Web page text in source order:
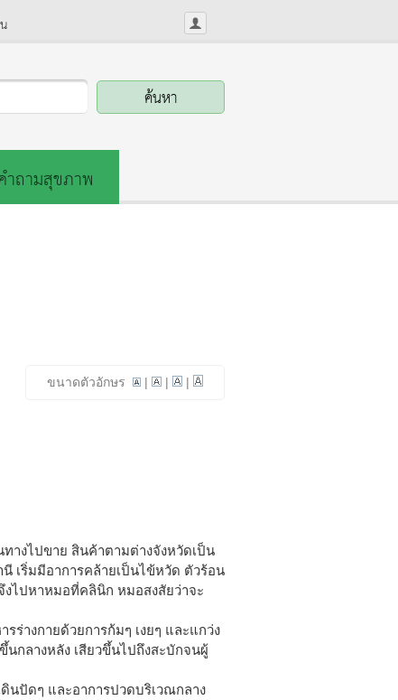
ำถามสุขภาพ
ขนาดตัวอักษร | | |
างไปขาย สินค้าตามต่างจังหวัดเป็น
เริ่มมีอาการคล้ายเป็นไข้หวัด ตัวร้อน
ไปหาหมอที่คลินิก หมอสงสัยว่าจะ
ร่างกายด้วยการก้มๆ เงยๆ และแกว่ง
กลางหลัง เสียวขึ้นไปถึงสะบักจนผู้
นปัดๆ และอาการปวดบริเวณกลาง